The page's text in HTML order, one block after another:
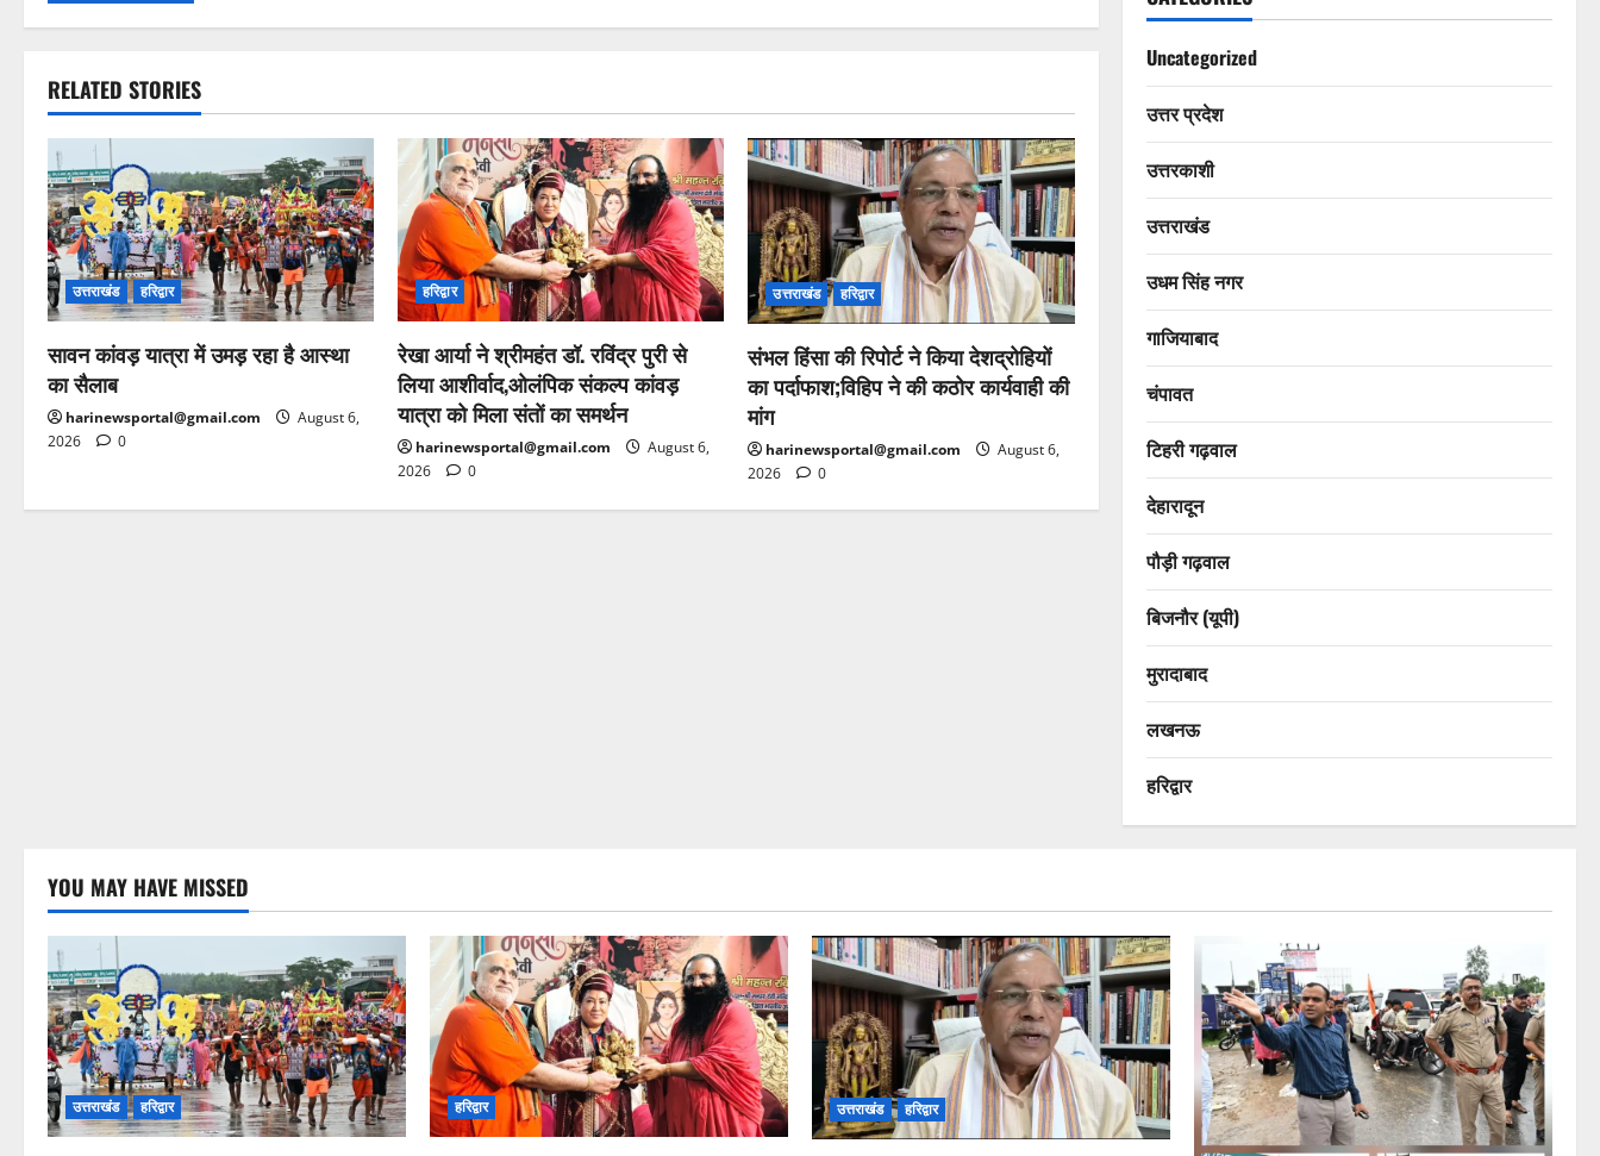
RELATED STORIES
उत्तराखंड हरिद्वार
सावन कांवड़ यात्रा में उमड़ रहा है आस्था
का सैलाब
harinewsportal@gmail.com
August 6,
2026
0
हरिद्वार
रेखा आर्या ने श्रीमहंत डॉ. रविंद्र पुरी से
लिया आशीर्वाद,ओलंपिक संकल्प कांवड़
यात्रा को मिला संतों का समर्थन
harinewsportal@gmail.com
August 6,
2026
0
उत्तराखंड हरिद्वार
संभल हिंसा की रिपोर्ट ने किया देशद्रोहियों
का पर्दाफाश;विहिप ने की कठोर कार्यवाही की
मांग
harinewsportal@gmail.com
August 6,
2026
0
Uncategorized
उत्तर प्रदेश
उत्तरकाशी
उत्तराखंड
उधम सिंह नगर
गाजियाबाद
चंपावत
टिहरी गढ़वाल
देहारादून
पौड़ी गढ़वाल
बिजनौर (यूपी)
मुरादाबाद
लखनऊ
हरिद्वार
YOU MAY HAVE MISSED
उत्तराखंड हरिद्वार हरिद्वार उत्तराखंड हरिद्वार